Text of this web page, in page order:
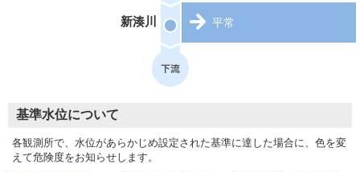
新湊川 平常
基準水位について
各観測所で、水位があらかじめ設定された基準に達した場合に、色を変
えて危険度をお知らせします。